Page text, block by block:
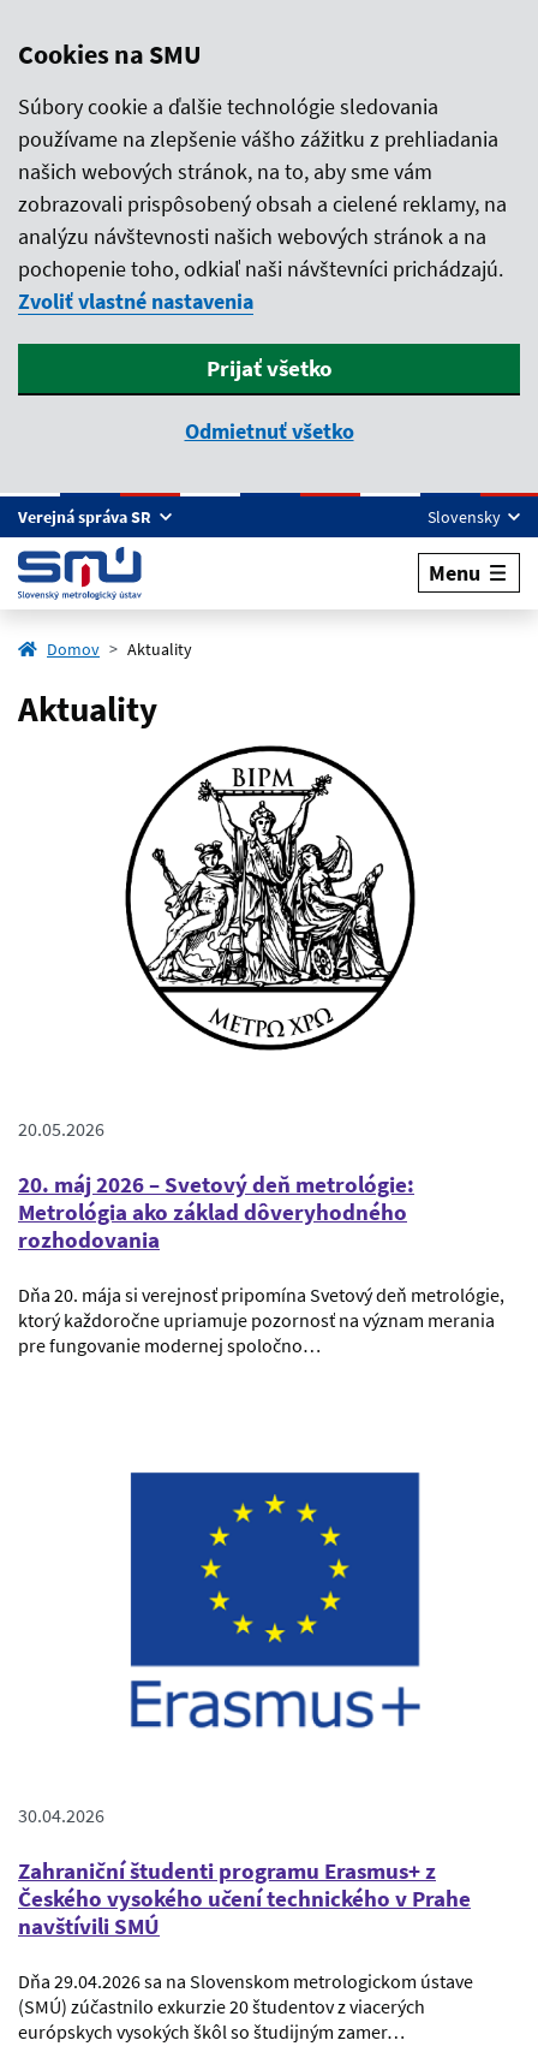
Preskočiť na hlavný obsah
Verejná správa SR Slovensky
Menu
Domov Aktuality
Aktuality
20.05.2026
20. máj 2026 – Svetový deň metrológie:
Metrológia ako základ dôveryhodného
rozhodovania
Dňa 20. mája si verejnosť pripomína Svetový deň metrológie,
ktorý každoročne upriamuje pozornosť na význam merania
pre fungovanie modernej spoločno…
30.04.2026
Zahraniční študenti programu Erasmus+ z
Českého vysokého učení technického v Prahe
navštívili SMÚ
Dňa 29.04.2026 sa na Slovenskom metrologickom ústave
(SMÚ) zúčastnilo exkurzie 20 študentov z viacerých
európskych vysokých škôl so študijným zamer…
Cookies na SMU
Súbory cookie a ďalšie technológie sledovania
používame na zlepšenie vášho zážitku z prehliadania
našich webových stránok, na to, aby sme vám
zobrazovali prispôsobený obsah a cielené reklamy, na
analýzu návštevnosti našich webových stránok a na
pochopenie toho, odkiaľ naši návštevníci prichádzajú.
Zvoliť vlastné nastavenia
Prijať všetko
Odmietnuť všetko